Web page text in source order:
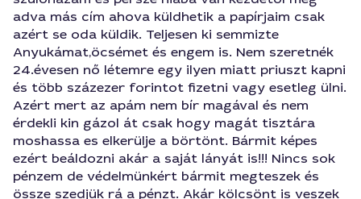
adva más cím ahova küldhetik a papírjaim csak
azért se oda küldik. Teljesen ki semmizte
Anyukámat,öcsémet és engem is. Nem szeretnék
24.évesen nő létemre egy ilyen miatt priuszt kapni
és több százezer forintot fizetni vagy esetleg ülni.
Azért mert az apám nem bír magával és nem
érdekli kin gázol át csak hogy magát tisztára
moshassa es elkerülje a börtönt. Bármit képes
ezért beáldozni akár a saját lányát is!!! Nincs sok
pénzem de védelmünkért bármit megteszek és
össze szedjük rá a pénzt. Akár kölcsönt is veszek